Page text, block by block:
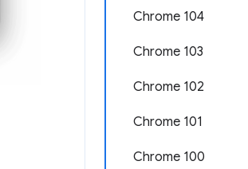
Chrome 104
Chrome 103
Chrome 102
Chrome 101
Chrome 100